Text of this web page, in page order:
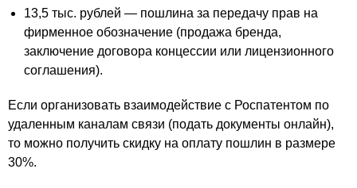
13,5 тыс. рублей — пошлина за передачу прав на
фирменное обозначение (продажа бренда,
заключение договора концессии или лицензионного
соглашения).
Если организовать взаимодействие с Роспатентом по
удаленным каналам связи (подать документы онлайн),
то можно получить скидку на оплату пошлин в размере
30%.